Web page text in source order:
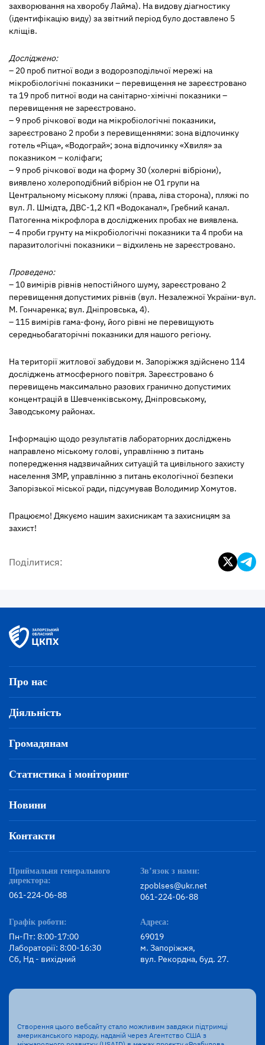
захворювання на хворобу Лайма). На видову діагностику
(ідентифікацію виду) за звітний період було доставлено 5
кліщів.
Досліджено:
– 20 проб питної води з водорозподільчої мережі на
мікробіологічні показники – перевищення не зареєстровано
та 19 проб питної води на санітарно-хімічні показники –
перевищення не зареєстровано.
– 9 проб річкової води на мікробіологічні показники,
зареєстровано 2 проби з перевищеннями: зона відпочинку
готель «Ріца», «Водограй»; зона відпочинку «Хвиля» за
показником – коліфаги;
– 9 проб річкової води на форму 30 (холерні вібріони),
виявлено холероподібний вібріон не О1 групи на
Центральному міському пляжі (права, ліва сторона), пляжі по
вул. Л. Шмідта, ДВС-1,2 КП «Водоканал», Гребний канал.
Патогенна мікрофлора в досліджених пробах не виявлена.
– 4 проби грунту на мікробіологічні показники та 4 проби на
паразитологічні показники – відхилень не зареєстровано.
Проведено:
– 10 вимірів рівнів непостійного шуму, зареєстровано 2
перевищення допустимих рівнів (вул. Незалежної України-вул.
М. Гончаренка; вул. Дніпровська, 4).
– 115 вимірів гама-фону, його рівні не перевищують
середньобагаторічні показники для нашого регіону.
На території житлової забудови м. Запоріжжя здійснено 114
досліджень атмосферного повітря. Зареєстровано 6
перевищень максимально разових гранично допустимих
концентрацій в Шевченківському, Дніпровському,
Заводському районах.
Інформацію щодо результатів лабораторних досліджень
направлено міському голові, управлінню з питань
попередження надзвичайних ситуацій та цивільного захисту
населення ЗМР, управлінню з питань екологічної безпеки
Запорізької міської ради, підсумував Володимир Хомутов.
Працюємо! Дякуємо нашим захисникам та захисницям за
захист!
Поділитися:
Про нас
Діяльність
Громадянам
Статистика і моніторинг
Новини
Контакти
Приймальня генерального
директора:
061-224-06-88
Зв’язок з нами:
zpoblses@ukr.net
061-224-06-88
Графік роботи:
Пн-Пт: 8:00-17:00
Лабораторії: 8:00-16:30
Сб, Нд - вихідний
Адреса:
69019
м. Запоріжжя,
вул. Рекордна, буд. 27.
Створення цього вебсайту стало можливим завдяки підтримці
американського народу, наданій через Агентство США з